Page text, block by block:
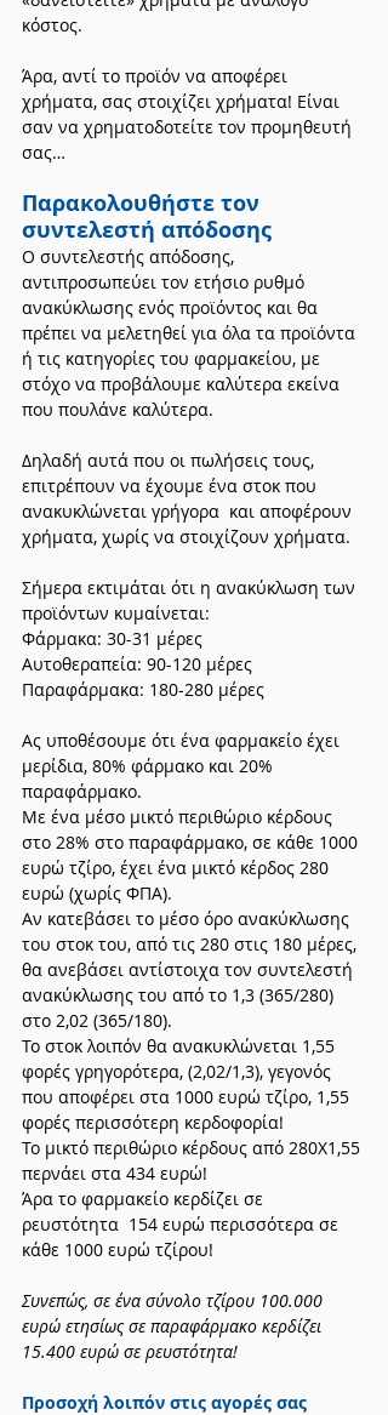
κόστος.
Άρα, αντί το προϊόν να αποφέρει
χρήματα, σας στοιχίζει χρήματα! Είναι
σαν να χρηματοδοτείτε τον προμηθευτή
σας…
Παρακολουθήστε τον
συντελεστή απόδοσης
Ο συντελεστής απόδοσης,
αντιπροσωπεύει τον ετήσιο ρυθμό
ανακύκλωσης ενός προϊόντος και θα
πρέπει να μελετηθεί για όλα τα προϊόντα
ή τις κατηγορίες του φαρμακείου, με
στόχο να προβάλουμε καλύτερα εκείνα
που πουλάνε καλύτερα.
Δηλαδή αυτά που οι πωλήσεις τους,
επιτρέπουν να έχουμε ένα στοκ που
ανακυκλώνεται γρήγορα  και αποφέρουν
χρήματα, χωρίς να στοιχίζουν χρήματα.
Σήμερα εκτιμάται ότι η ανακύκλωση των
προϊόντων κυμαίνεται:
Φάρμακα: 30-31 μέρες
Αυτοθεραπεία: 90-120 μέρες
Παραφάρμακα: 180-280 μέρες
Ας υποθέσουμε ότι ένα φαρμακείο έχει
μερίδια, 80% φάρμακο και 20%
παραφάρμακο.
Με ένα μέσο μικτό περιθώριο κέρδους
στο 28% στο παραφάρμακο, σε κάθε 1000
ευρώ τζίρο, έχει ένα μικτό κέρδος 280
ευρώ (χωρίς ΦΠΑ).
Αν κατεβάσει το μέσο όρο ανακύκλωσης
του στοκ του, από τις 280 στις 180 μέρες,
θα ανεβάσει αντίστοιχα τον συντελεστή
ανακύκλωσης του από το 1,3 (365/280)
στο 2,02 (365/180).
Το στοκ λοιπόν θα ανακυκλώνεται 1,55
φορές γρηγορότερα, (2,02/1,3), γεγονός
που αποφέρει στα 1000 ευρώ τζίρο, 1,55
φορές περισσότερη κερδοφορία!
Το μικτό περιθώριο κέρδους από 280Χ1,55
περνάει στα 434 ευρώ!
Άρα το φαρμακείο κερδίζει σε
ρευστότητα  154 ευρώ περισσότερα σε
κάθε 1000 ευρώ τζίρου!
Συνεπώς, σε ένα σύνολο τζίρου 100.000
ευρώ ετησίως σε παραφάρμακο κερδίζει
15.400 ευρώ σε ρευστότητα!
Προσοχή λοιπόν στις αγορές σας